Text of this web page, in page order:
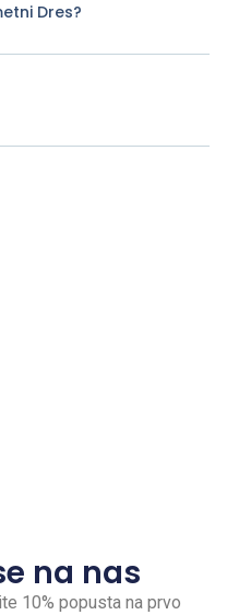
Dres?
na nas
10% popusta na prvo